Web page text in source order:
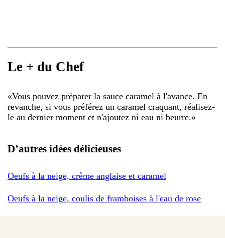
Le + du Chef
«Vous pouvez préparer la sauce caramel à l'avance. En
revanche, si vous préférez un caramel craquant, réalisez-
le au dernier moment et n'ajoutez ni eau ni beurre.»
D’autres idées délicieuses
Oeufs à la neige, crème anglaise et caramel
Oeufs à la neige, coulis de framboises à l'eau de rose